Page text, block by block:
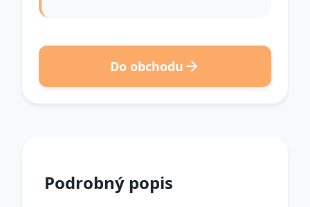
Do obchodu
Podrobný popis